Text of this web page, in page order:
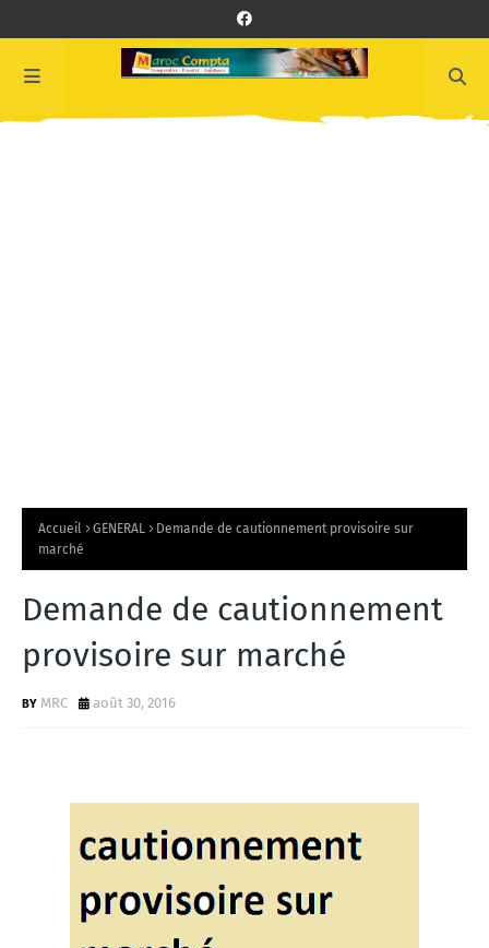
Accueil GENERAL
Demande de cautionnement provisoire sur
marché
Demande de cautionnement
provisoire sur marché
MRC août 30, 2016